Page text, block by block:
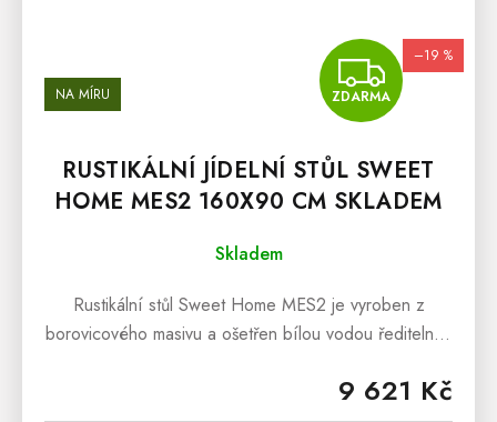
NA MÍRU ZDARMA
–19 %
RUSTIKÁLNÍ JÍDELNÍ STŮL SWEET
HOME MES2 160X90 CM SKLADEM
Skladem
9 621 Kč
Rustikální stůl Sweet Home MES2 je vyroben z
borovicového masivu a ošetřen bílou vodou ředitelnou
odstínu sv. hnědá medová....